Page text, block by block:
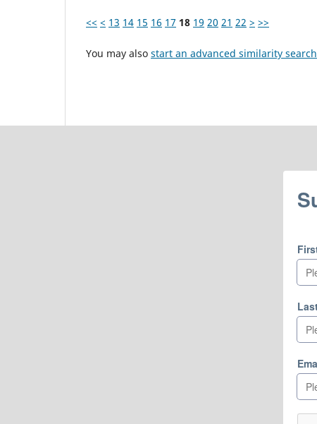
<< < 13 14 15 16 17 18 19 20 21 22 > >>
You may also start an advanced similarity search